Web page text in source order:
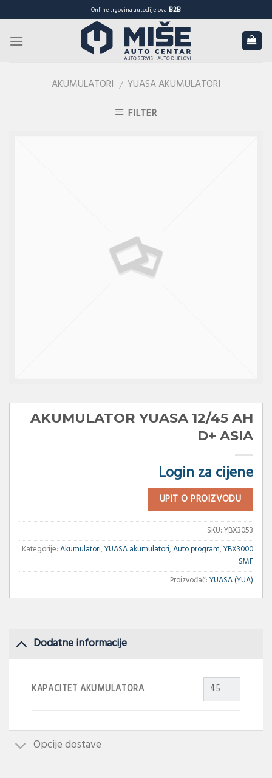
to
content
Online trgovina autodijelova B2B
AKUMULATORI / YUASA AKUMULATORI
FILTER
AKUMULATOR YUASA 12/45 AH
D+ ASIA
Login za cijene
UPIT O PROIZVODU
SKU:YBX3053
Kategorije:Akumulatori,YUASA akumulatori,Auto program,YBX3000
SMF
Proizvođač:YUASA (YUA)
Dodatne informacije
KAPACITET AKUMULATORA 45
Opcije dostave